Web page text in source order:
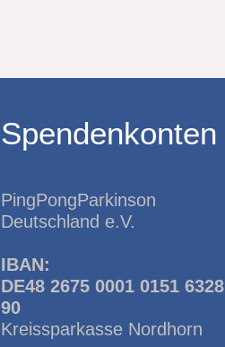
Spendenkonten
PingPongParkinson
Deutschland e.V.
IBAN:
DE48 2675 0001 0151 6328
90
Kreissparkasse Nordhorn